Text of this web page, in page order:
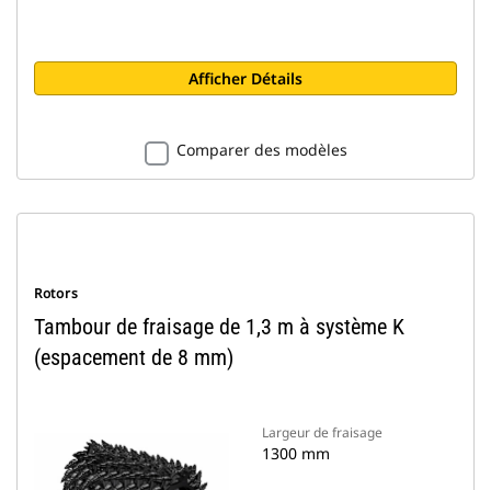
Afficher Détails
Comparer des modèles
Rotors
Tambour de fraisage de 1,3 m à système K
(espacement de 8 mm)
Largeur de fraisage
1300 mm